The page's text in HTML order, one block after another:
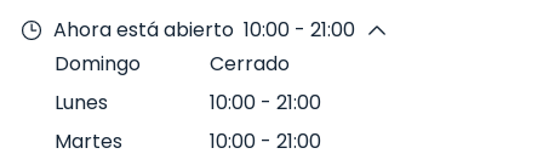
Ahora está abierto 10:00 - 21:00
Domingo
Cerrado
Lunes
10:00 - 21:00
Martes
10:00 - 21:00